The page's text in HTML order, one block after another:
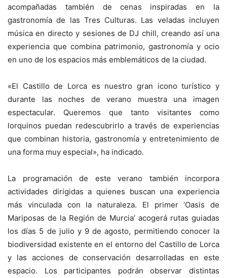
acompañadas también de cenas inspiradas en la
gastronomía de las Tres Culturas. Las veladas incluyen
música en directo y sesiones de DJ chill, creando así una
experiencia que combina patrimonio, gastronomía y ocio
en uno de los espacios más emblemáticos de la ciudad.
«El Castillo de Lorca es nuestro gran icono turístico y
durante las noches de verano muestra una imagen
espectacular. Queremos que tanto visitantes como
lorquinos puedan redescubrirlo a través de experiencias
que combinan historia, gastronomía y entretenimiento de
una forma muy especial», ha indicado.
La programación de este verano también incorpora
actividades dirigidas a quienes buscan una experiencia
más vinculada con la naturaleza. El primer ‘Oasis de
Mariposas de la Región de Murcia’ acogerá rutas guiadas
los días 5 de julio y 9 de agosto, permitiendo conocer la
biodiversidad existente en el entorno del Castillo de Lorca
y las acciones de conservación desarrolladas en este
espacio. Los participantes podrán observar distintas